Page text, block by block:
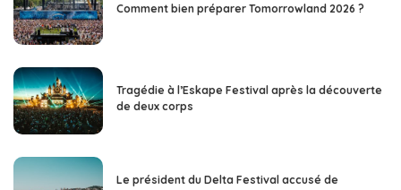
Comment bien préparer Tomorrowland 2026 ?
Tragédie à l’Eskape Festival après la découverte
de deux corps
Le président du Delta Festival accusé de